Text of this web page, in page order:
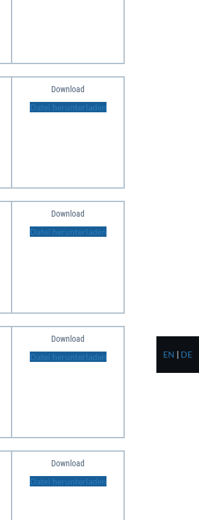
Download
Datei herunterladen
Download
Datei herunterladen
Download
Datei herunterladen
Download
Datei herunterladen
EN | DE